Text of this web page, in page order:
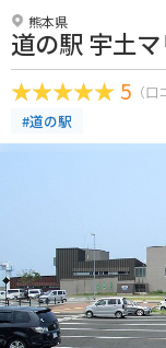
熊本県
道の駅 宇土
5 （口
#道の駅